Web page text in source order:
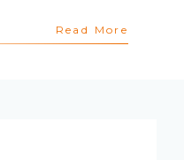
Read More